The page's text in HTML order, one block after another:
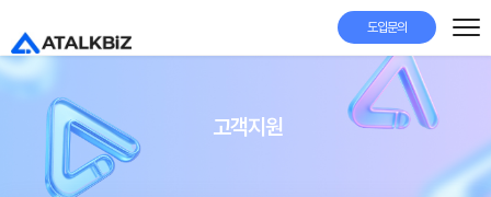
도입문의
고객지원